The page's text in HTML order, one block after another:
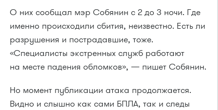
О них сообщал мэр Собянин с 2 до 3 ночи. Где
именно происходили сбития, неизвестно. Есть ли
разрушения и пострадавшие, тоже.
«Специалисты экстренных служб работают
на месте падения обломков», — пишет Собянин.
Но момент публикации атака продолжается.
Видно и слышно как сами БПЛА, так и следы